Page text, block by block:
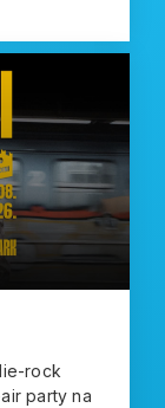
rock
party na